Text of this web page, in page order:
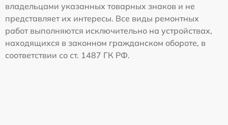
владельцами указанных товарных знаков и не
представляет их интересы. Все виды ремонтных
работ выполняются исключительно на устройствах,
находящихся в законном гражданском обороте, в
соответствии со ст. 1487 ГК РФ.